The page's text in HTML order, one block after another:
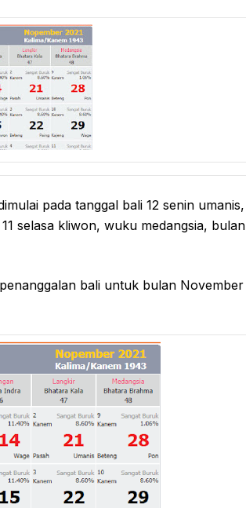
pada tanggal bali 12 senin umanis,
selasa kliwon, wuku medangsia, bulan
bali untuk bulan November